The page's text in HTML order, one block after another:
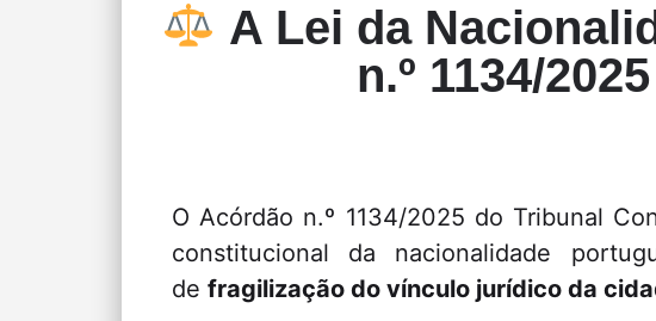
A Lei da
n.º 1134/
O Acórdão n.º 1134/2025 do Tribunal
constitucional da nacionalidade
de fragilização do vínculo jurídico da